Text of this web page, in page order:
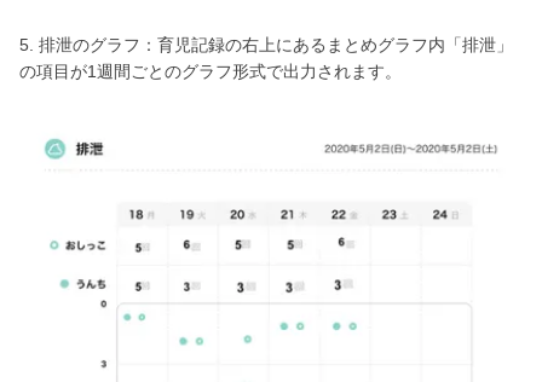
5. 排泄のグラフ：育児記録の右上にあるまとめグラフ内「排泄」
の項目が1週間ごとのグラフ形式で出力されます。